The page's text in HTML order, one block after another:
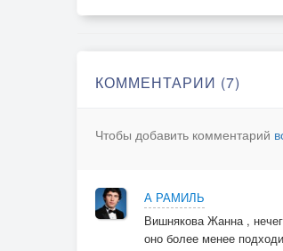
КОММЕНТАРИИ (7)
Чтобы добавить комментарий
А РАМИЛЬ
Вишнякова Жанна ,
оно более менее